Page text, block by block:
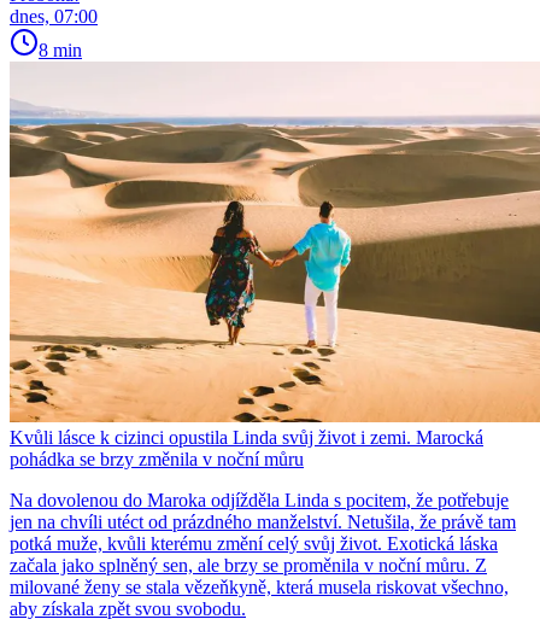
dnes, 07:00
8 min
Kvůli lásce k cizinci opustila Linda svůj život i zemi. Marocká
pohádka se brzy změnila v noční můru
Na dovolenou do Maroka odjížděla Linda s pocitem, že potřebuje
jen na chvíli utéct od prázdného manželství. Netušila, že právě tam
potká muže, kvůli kterému změní celý svůj život. Exotická láska
začala jako splněný sen, ale brzy se proměnila v noční můru. Z
milované ženy se stala vězeňkyně, která musela riskovat všechno,
aby získala zpět svou svobodu.